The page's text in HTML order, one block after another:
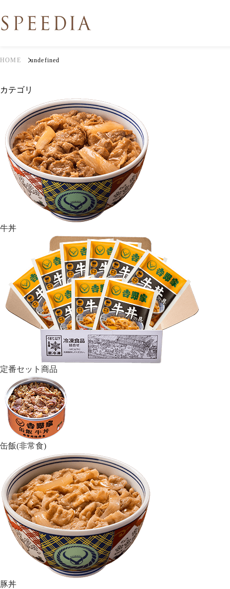
HOME undefined
カテゴリ
牛丼
定番セット商品
缶飯(非常食)
豚丼